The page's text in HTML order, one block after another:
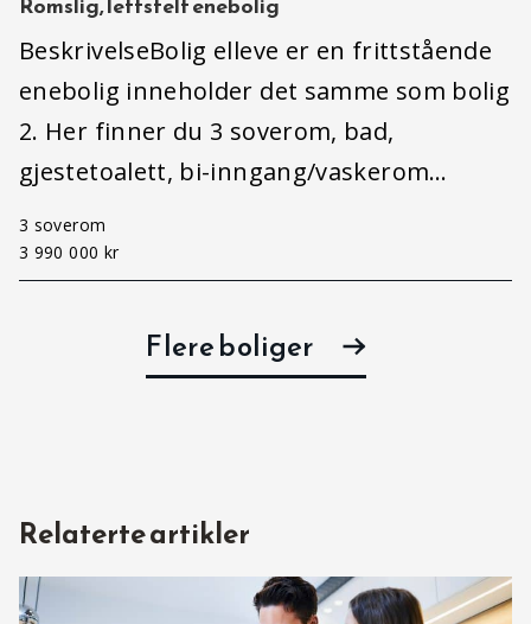
BeskrivelseBolig elleve er en frittstående
enebolig inneholder det samme som bolig
2. Her finner du 3 soverom, bad,
gjestetoalett, bi-inngang/vaskerom…
3 soverom
3 990 000 kr
Flere boliger
Relaterte artikler